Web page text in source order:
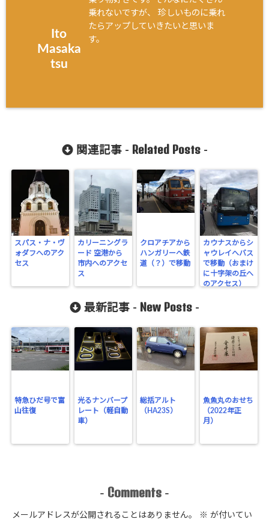
Ito
Masaka
tsu
乗れないですが、 珍しいものに乗れ
たらアップしていきたいと思いま
す。
関連記事 - Related Posts-
スパス・ナ・ヴ
ォダフへのアク
セス
カリーニングラ
ード 空港から
市内へのアクセ
ス
クロアチアから
ハンガリーへ鉄
道（？）で移動
カウナスからシ
ャウレイへバス
で移動（おまけ
に十字架の丘へ
のアクセス）
最新記事 - New Posts -
特急ひだ号で富
山往復
光るナンバープ
レート（軽自動
車）
総括アルト
（HA23S）
魚魚丸のおせち
（2022年正
月）
- Comments -
メールアドレスが公開されることはありません。 ※ が付いてい